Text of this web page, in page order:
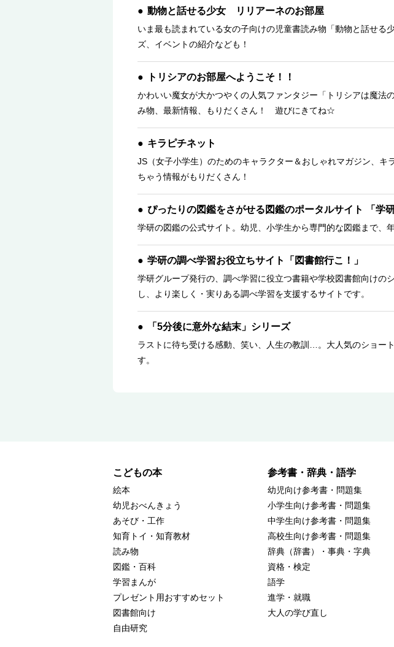
動物と話せる少女 リリアーネのお部屋
いま最も読まれている女の子向けの児童書読み物「動物と話せ
ズ、イベントの紹介なども！
トリシアのお部屋へようこそ！！
かわいい魔女が大かつやくの人気ファンタジー「トリシアは魔
み物、最新情報、もりだくさん！ 遊びにきてね☆
キラピチネット
JS（女子小学生）のためのキャラクター＆おしゃれマガジン、
ちゃう情報がもりだくさん！
ぴったりの図鑑をさがせる図鑑のポータルサイト 「学
学研の図鑑の公式サイト。幼児、小学生から専門的な図鑑まで、
学研の調べ学習お役立ちサイト「図書館行こ！」
学研グループ発行の、調べ学習に役立つ書籍や学校図書館向けの
し、より楽しく・実りある調べ学習を支援するサイトです。
「5分後に意外な結末」シリーズ
ラストに待ち受ける感動、笑い、人生の教訓…。大人気のショ
す。
こどもの本
絵本
幼児おべんきょう
あそび・工作
知育トイ・知育教材
読み物
図鑑・百科
学習まんが
プレゼント用おすすめセット
図書館向け
自由研究
参考書・辞典・語学
幼児向け参考書・問題集
小学生向け参考書・問題集
中学生向け参考書・問題集
高校生向け参考書・問題集
辞典（辞書）・事典・字典
資格・検定
語学
進学・就職
大人の学び直し